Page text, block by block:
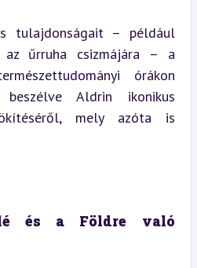
tulajdonságait – például
űrruha csizmájára – a
órákon
Aldrin ikonikus
mely azóta is
és a Földre való